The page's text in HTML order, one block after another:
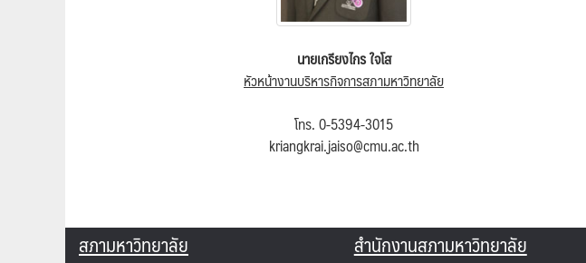
นายเกรียงไกร ใจโส
หัวหน้างานบริหารกิจการสภามหาวิทยาลัย
โทร. 0-5394-3015
kriangkrai.jaiso@cmu.ac.th
สภามหาวิทยาลัย สำนักงานสภามหาวิทยาลัย